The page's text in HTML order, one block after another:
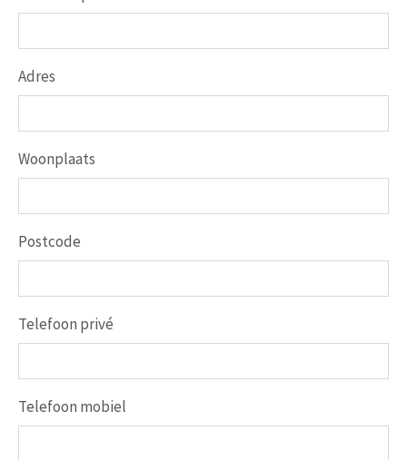
Adres
Woonplaats
Postcode
Telefoon privé
Telefoon mobiel